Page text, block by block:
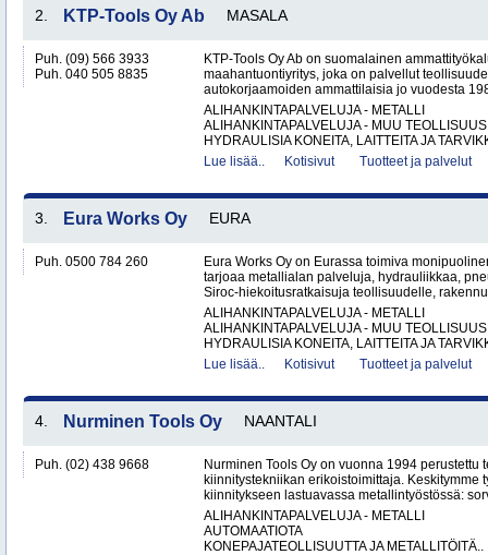
2. KTP-Tools Oy Ab MASALA
Puh. (09) 566 3933
Puh. 040 505 8835
KTP-Tools Oy Ab on suomalainen
maahantuontiyritys, joka on palvellut
autokorjaamoiden ammattilaisia jo vuodesta
ALIHANKINTAPALVELUJA - METALLI
ALIHANKINTAPALVELUJA - MUU TEOLLISUUS
HYDRAULISIA KONEITA, LAITTEITA JA
Lue lisää..
Kotisivut Tuotteet ja palvelut
3. Eura Works Oy EURA
Puh. 0500 784 260
Eura Works Oy on Eurassa toimiva
tarjoaa metallialan palveluja, hydrauliikkaa,
Siroc-hiekoitusratkaisuja teollisuudelle,
ALIHANKINTAPALVELUJA - METALLI
ALIHANKINTAPALVELUJA - MUU TEOLLISUUS
HYDRAULISIA KONEITA, LAITTEITA JA
Lue lisää..
Kotisivut Tuotteet ja palvelut
4. Nurminen Tools Oy NAANTALI
Puh. (02) 438 9668
Nurminen Tools Oy on vuonna 1994 perustettu
kiinnitystekniikan erikoistoimittaja. Keskitymme
kiinnitykseen lastuavassa metallintyöstössä:
ALIHANKINTAPALVELUJA - METALLI
AUTOMAATIOTA
KONEPAJATEOLLISUUTTA JA METALLITÖITÄ..